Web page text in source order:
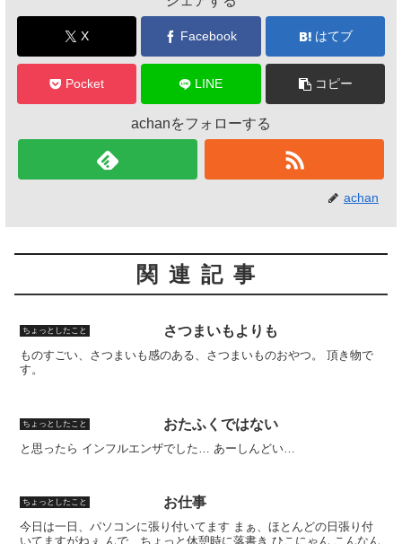
o
k
X Facebook はてブ
Pocket LINE コピー
achanをフォローする
achan
関連記事
ちょっとしたこと さつまいもよりも
ものすごい、さつまいも感のある、さつまいものおやつ。 頂き物で
す。
ちょっとしたこと おたふくではない
と思ったら インフルエンザでした… あーしんどい…
ちょっとしたこと お仕事
今日は一日、パソコンに張り付いてます まぁ、ほとんどの日張り付
いてますがねぇ んで、ちょっと休憩時に落書き ひこにゃん こんなん